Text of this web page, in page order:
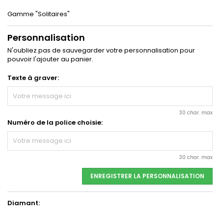
Gamme "Solitaires"
Personnalisation
N'oubliez pas de sauvegarder votre personnalisation pour
pouvoir l'ajouter au panier.
Texte à graver:
30 char. max
Numéro de la police choisie:
30 char. max
ENREGISTRER LA PERSONNALISATION
Diamant: